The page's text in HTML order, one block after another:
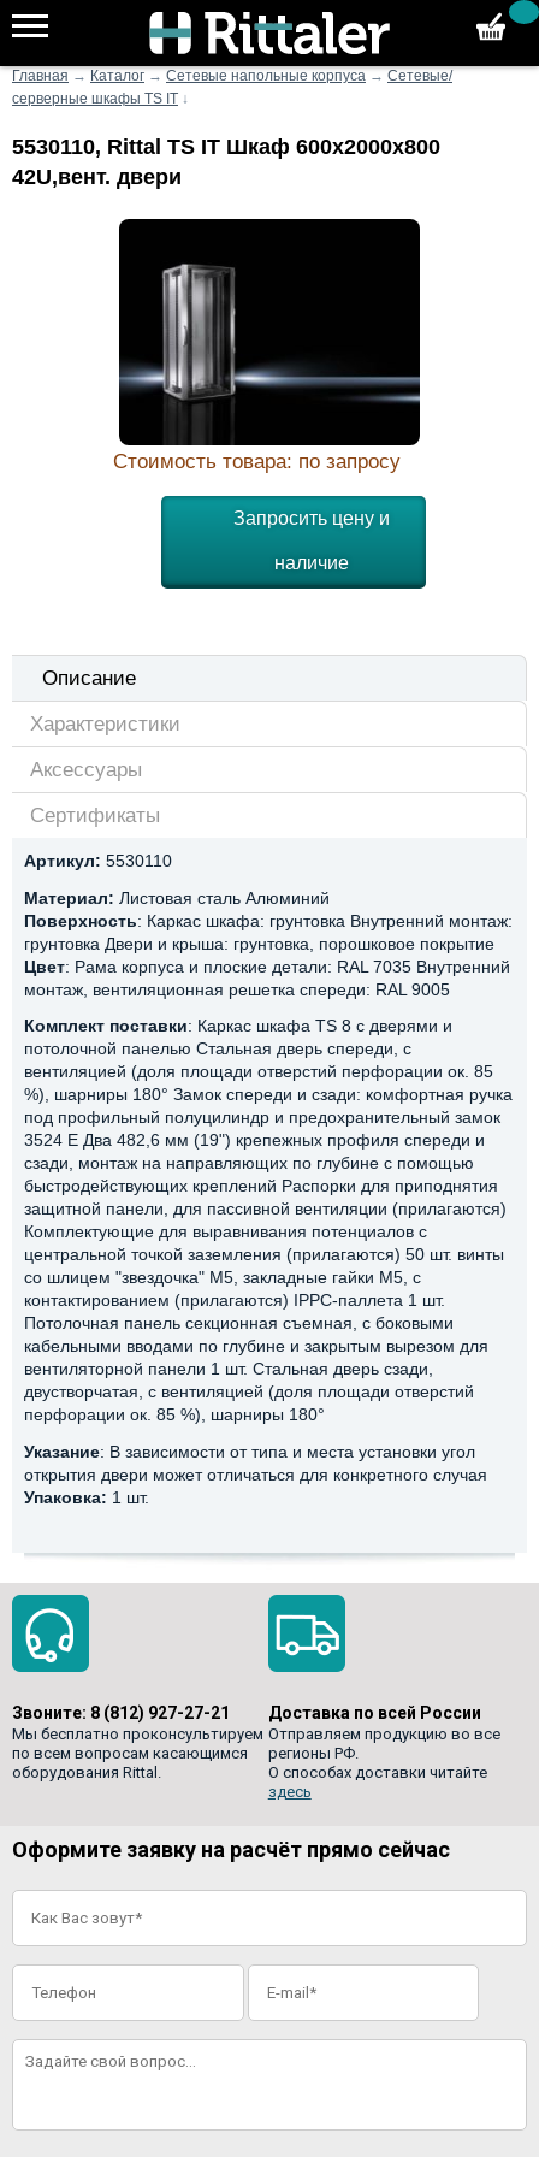
Главная → Каталог → Сетевые напольные корпуса → Сетевые/
серверные шкафы TS IT
↓
5530110, Rittal TS IT Шкаф 600x2000x800
42U,вент. двери
Стоимость товара: по запросу
Запросить цену и
наличие
Описание
Характеристики
Аксессуары
Сертификаты
Артикул: 5530110
Материал: Листовая сталь Алюминий
Поверхность: Каркас шкафа: грунтовка Внутренний монтаж:
грунтовка Двери и крыша: грунтовка, порошковое покрытие
Цвет: Рама корпуса и плоские детали: RAL 7035 Внутренний
монтаж, вентиляционная решетка спереди: RAL 9005
Комплект поставки: Каркас шкафа TS 8 с дверями и
потолочной панелью Стальная дверь спереди, с
вентиляцией (доля площади отверстий перфорации ок. 85
%), шарниры 180° Замок спереди и сзади: комфортная ручка
под профильный полуцилиндр и предохранительный замок
3524 E Два 482,6 мм (19") крепежных профиля спереди и
сзади, монтаж на направляющих по глубине с помощью
быстродействующих креплений Распорки для приподнятия
защитной панели, для пассивной вентиляции (прилагаются)
Комплектующие для выравнивания потенциалов с
центральной точкой заземления (прилагаются) 50 шт. винты
со шлицем "звездочка" М5, закладные гайки M5, с
контактированием (прилагаются) IPPC-паллета 1 шт.
Потолочная панель секционная съемная, с боковыми
кабельными вводами по глубине и закрытым вырезом для
вентиляторной панели 1 шт. Стальная дверь сзади,
двустворчатая, с вентиляцией (доля площади отверстий
перфорации ок. 85 %), шарниры 180°
Указание: В зависимости от типа и места установки угол
открытия двери может отличаться для конкретного случая
Упаковка: 1 шт.
Звоните: 8 (812) 927-27-21
Мы бесплатно проконсультируем
по всем вопросам касающимся
оборудования Rittal.
Доставка по всей России
Отправляем продукцию во все
регионы РФ.
О способах доставки читайте
здесь
Оформите заявку на расчёт прямо сейчас